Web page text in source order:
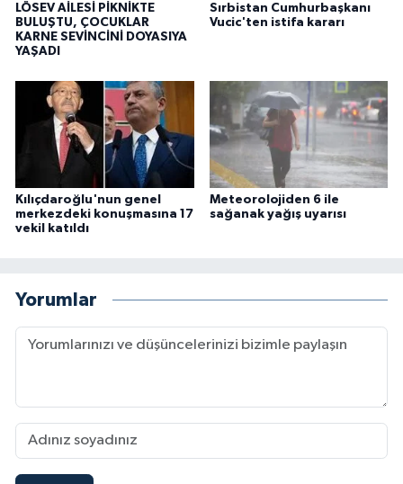
LÖSEV AİLESİ PİKNİKTE
BULUŞTU, ÇOCUKLAR
KARNE SEVİNCİNİ DOYASIYA
YAŞADI
Sırbistan Cumhurbaşkanı
Vucic'ten istifa kararı
Kılıçdaroğlu'nun genel
merkezdeki konuşmasına 17
vekil katıldı
Meteorolojiden 6 ile
sağanak yağış uyarısı
Yorumlar